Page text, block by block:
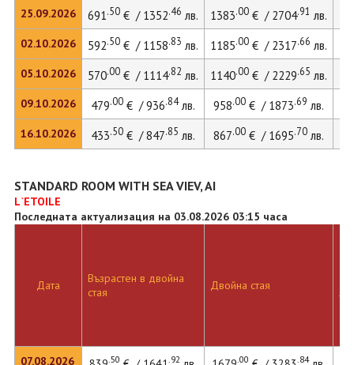
25.09.2026
02.10.2026
05.10.2026
09.10.2026
16.10.2026
691.50€ / 1352.46 лв. 1383.00€ / 2704.91 лв.
592.50€ / 1158.83 лв. 1185.00€ / 2317.66 лв.
570.00€ / 1114.82 лв. 1140.00€ / 2229.65 лв.
479.00€ / 936.84лв. 958.00€ / 1873.69 лв.
433.50€ / 847.85 лв. 867.00€ / 1695.70лв.
STANDARD ROOM WITH SEA VIEV, AI
L`ETOILE
Последната актуализация на 03.08.2026 03:15 часа
Дата
07.08.2026
Възрастен в двойна
стая
Двойна стая
.50 .92 .00 .84